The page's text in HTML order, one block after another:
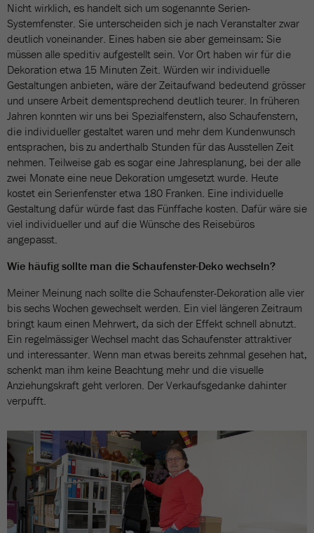
Nicht wirklich, es handelt sich um sogenannte Serien-
Systemfenster. Sie unterscheiden sich je nach Veranstalter zwar
deutlich voneinander. Eines haben sie aber gemeinsam: Sie
müssen alle speditiv aufgestellt sein. Vor Ort haben wir für die
Dekoration etwa 15 Minuten Zeit. Würden wir individuelle
Gestaltungen anbieten, wäre der Zeitaufwand bedeutend grösser
und unsere Arbeit dementsprechend deutlich teurer. In früheren
Jahren konnten wir uns bei Spezialfenstern, also Schaufenstern,
die individueller gestaltet waren und mehr dem Kundenwunsch
entsprachen, bis zu anderthalb Stunden für das Ausstellen Zeit
nehmen. Teilweise gab es sogar eine Jahresplanung, bei der alle
zwei Monate eine neue Dekoration umgesetzt wurde. Heute
kostet ein Serienfenster etwa 180 Franken. Eine individuelle
Gestaltung dafür würde fast das Fünffache kosten. Dafür wäre sie
viel individueller und auf die Wünsche des Reisebüros
angepasst.
Wie häufig sollte man die Schaufenster-Deko wechseln?
Meiner Meinung nach sollte die Schaufenster-Dekoration alle vier
bis sechs Wochen gewechselt werden. Ein viel längeren Zeitraum
bringt kaum einen Mehrwert, da sich der Effekt schnell abnutzt.
Ein regelmässiger Wechsel macht das Schaufenster attraktiver
und interessanter. Wenn man etwas bereits zehnmal gesehen hat,
schenkt man ihm keine Beachtung mehr und die visuelle
Anziehungskraft geht verloren. Der Verkaufsgedanke dahinter
verpufft.